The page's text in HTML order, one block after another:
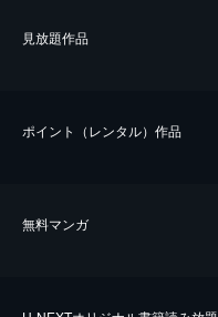
⾒放題作品
ポイント（レンタル）作品
無料マンガ